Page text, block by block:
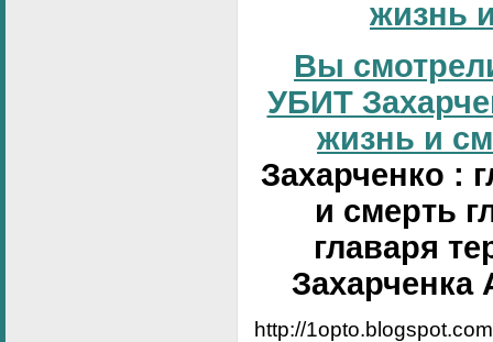
жизнь
Вы
УБИТ
жизнь и
Захарченко :
и смерть
главаря
Захарченка
http://